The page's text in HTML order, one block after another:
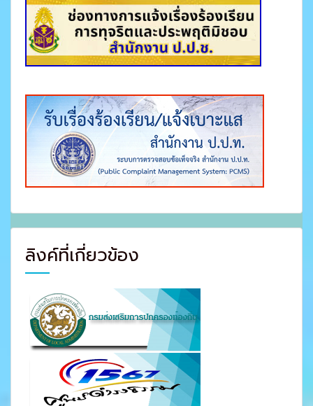
ลิงค์ที่เกี่ยวข้อง